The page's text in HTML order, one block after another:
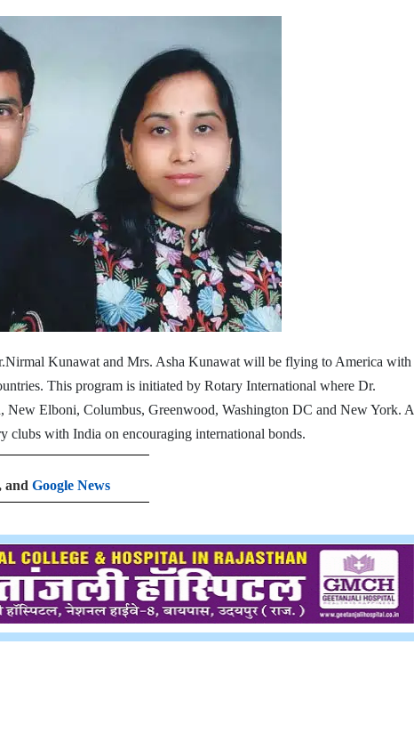
Kunawat and Mrs. Asha Kunawat will be flying to America with
This program is initiated by Rotary International where Dr.
Elboni, Columbus, Greenwood, Washington DC and New York. A
clubs with India on encouraging international bonds.
and Google News